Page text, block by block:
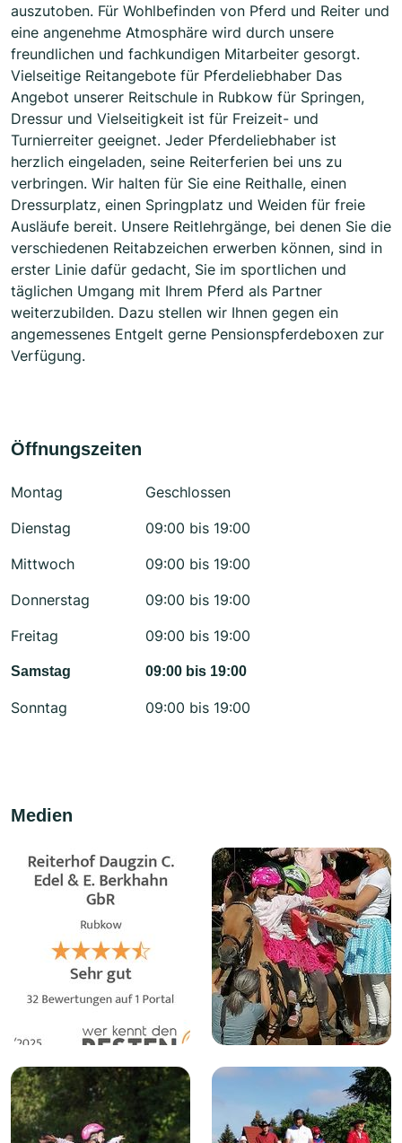
auszutoben. Für Wohlbefinden von Pferd und Reiter und
eine angenehme Atmosphäre wird durch unsere
freundlichen und fachkundigen Mitarbeiter gesorgt.
Vielseitige Reitangebote für Pferdeliebhaber Das
Angebot unserer Reitschule in Rubkow für Springen,
Dressur und Vielseitigkeit ist für Freizeit- und
Turnierreiter geeignet. Jeder Pferdeliebhaber ist
herzlich eingeladen, seine Reiterferien bei uns zu
verbringen. Wir halten für Sie eine Reithalle, einen
Dressurplatz, einen Springplatz und Weiden für freie
Ausläufe bereit. Unsere Reitlehrgänge, bei denen Sie die
verschiedenen Reitabzeichen erwerben können, sind in
erster Linie dafür gedacht, Sie im sportlichen und
täglichen Umgang mit Ihrem Pferd als Partner
weiterzubilden. Dazu stellen wir Ihnen gegen ein
angemessenes Entgelt gerne Pensionspferdeboxen zur
Verfügung.
Öffnungszeiten
Montag
Geschlossen
Dienstag
09:00 bis 19:00
Mittwoch
09:00 bis 19:00
Donnerstag
09:00 bis 19:00
Freitag
09:00 bis 19:00
Samstag 09:00 bis 19:00
Sonntag 09:00 bis 19:00
Medien